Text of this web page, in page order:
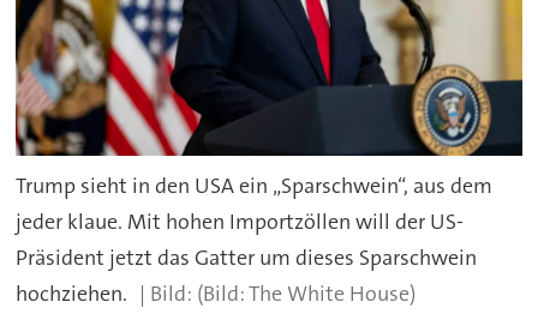
Trump sieht in den USA ein „Sparschwein“, aus dem
jeder klaue. Mit hohen Importzöllen will der US-
Präsident jetzt das Gatter um dieses Sparschwein
hochziehen.
(Bild: The White House)